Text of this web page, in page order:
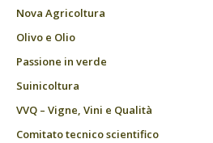
Nova Agricoltura
Olivo e Olio
Passione in verde
Suinicoltura
VVQ – Vigne, Vini e Qualità
Comitato tecnico scientifico